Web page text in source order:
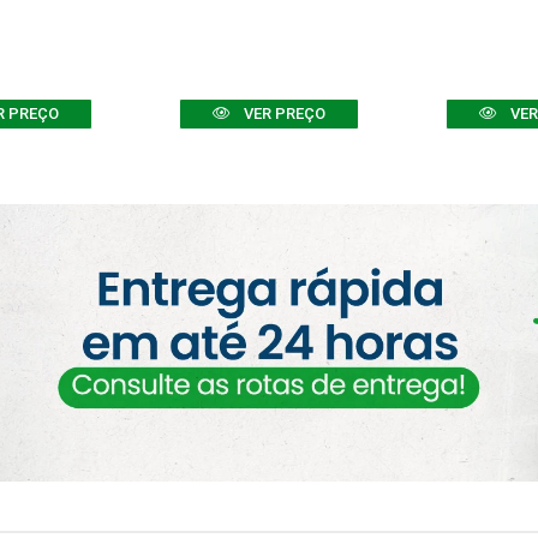
PREÇO VER PREÇO